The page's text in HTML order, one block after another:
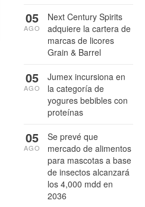
Next Century Spirits
adquiere la cartera de
marcas de licores
Grain & Barrel
05
AGO
Jumex incursiona en
la categoría de
yogures bebibles con
proteínas
05
AGO
Se prevé que
mercado de alimentos
para mascotas a base
de insectos alcanzará
los 4,000 mdd en
2036
05
AGO